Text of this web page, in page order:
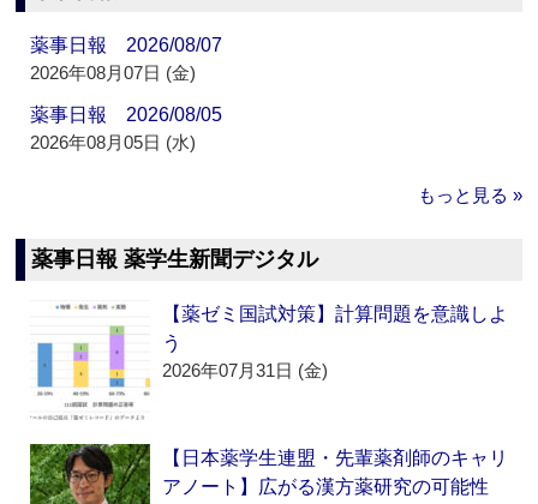
薬事日報 2026/08/07
2026年08月07日 (金)
薬事日報 2026/08/05
2026年08月05日 (水)
もっと見る »
薬事日報 薬学生新聞デジタル
【薬ゼミ国試対策】計算問題を意識しよ
う
2026年07月31日 (金)
【日本薬学生連盟・先輩薬剤師のキャリ
アノート】広がる漢方薬研究の可能性